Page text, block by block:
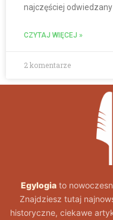
najczęściej
CZYTAJ WIĘCEJ »
2 komentarze
Egylogiato
Znajdziesz tutaj
historyczne, ciekawe